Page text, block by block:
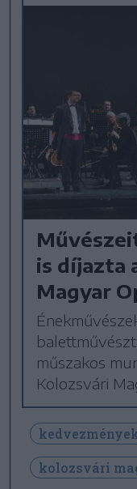
is díjazta
Magyar
műszakos
Kolozsvári
kolozsvári